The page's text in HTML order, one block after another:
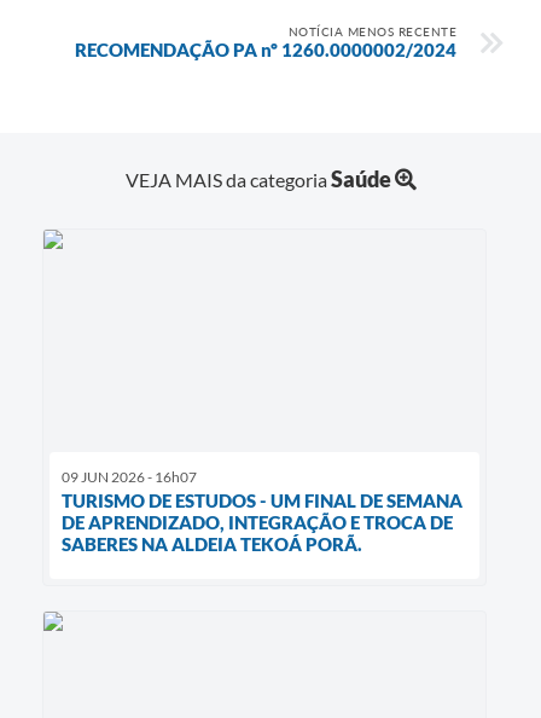
NOTÍCIA MENOS RECENTE
RECOMENDAÇÃO PA nº 1260.0000002/2024
VEJA MAIS da categoriaSaúde
09 JUN 2026 - 16h07
TURISMO DE ESTUDOS - UM FINAL DE SEMANA
DE APRENDIZADO, INTEGRAÇÃO E TROCA DE
SABERES NA ALDEIA TEKOÁ PORÃ.